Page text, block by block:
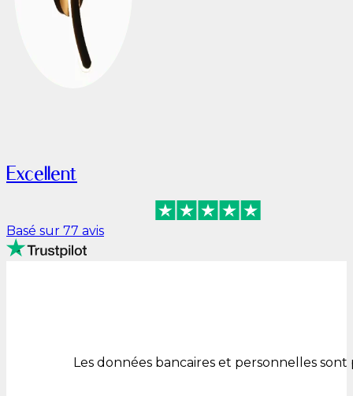
Excellent
Basé sur 77 avis
Les données bancaires et personnelles sont